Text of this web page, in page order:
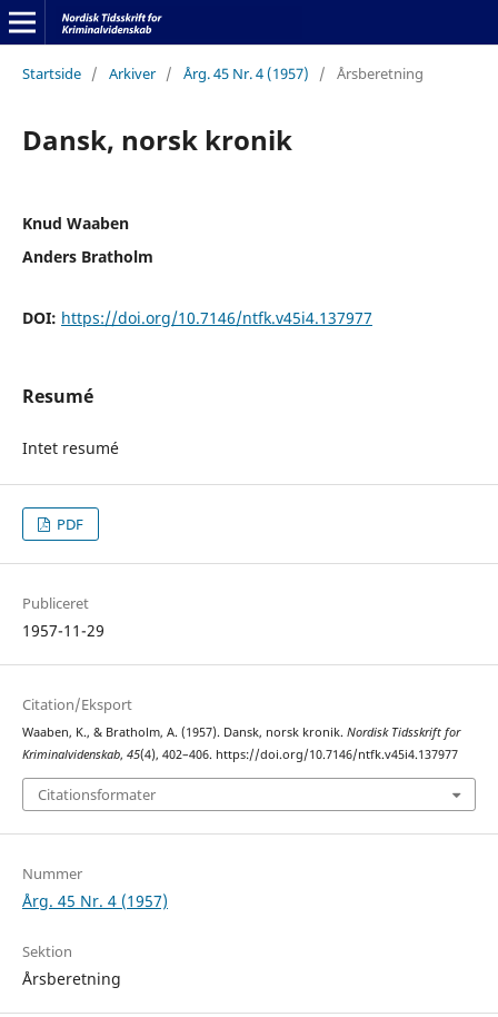
Startside / Arkiver / Årg. 45 Nr. 4 (1957) / Årsberetning
Dansk, norsk kronik
Knud Waaben
Anders Bratholm
DOI: https://doi.org/10.7146/ntfk.v45i4.137977
Resumé
Intet resumé
PDF
Publiceret
1957-11-29
Citation/Eksport
Waaben, K., & Bratholm, A. (1957). Dansk, norsk kronik. Nordisk Tidsskrift for
Kriminalvidenskab, 45(4), 402–406. https://doi.org/10.7146/ntfk.v45i4.137977
Citationsformater
Nummer
Årg. 45 Nr. 4 (1957)
Sektion
Årsberetning